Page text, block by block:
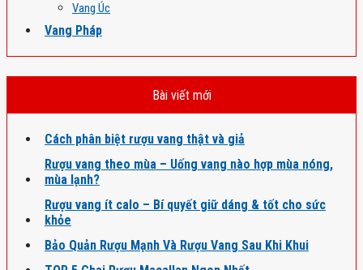
Vang Úc
Vang Pháp
Bài viết mới
Cách phân biệt rượu vang thật và giả
Rượu vang theo mùa – Uống vang nào hợp mùa nóng,
mùa lạnh?
Rượu vang ít calo – Bí quyết giữ dáng & tốt cho sức
khỏe
Bảo Quản Rượu Mạnh Và Rượu Vang Sau Khi Khui